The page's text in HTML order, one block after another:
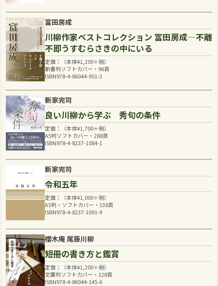
富田房成
川柳作家ベストコレクション 富田房成―不離
不即うすむらさきの中にいる
定価：（本体¥1,200＋税）
新書判ソフトカバー・96頁
ISBN978-4-86044-951-3
新家完司
良い川柳から学ぶ 秀句の条件
定価：（本体¥1,700＋税）
A5判ソフトカバー・288頁
ISBN978-4-8237-1084-1
新家完司
令和五年
定価：（本体¥1,000＋税）
A5判・ソフトカバー・138頁
ISBN978-4-8237-1091-9
櫻木庵 尾藤川柳
短冊の書き方と鑑賞
定価：（本体¥1,200＋税）
文庫判ソフトカバー・128頁
ISBN978-4-86044-145-6